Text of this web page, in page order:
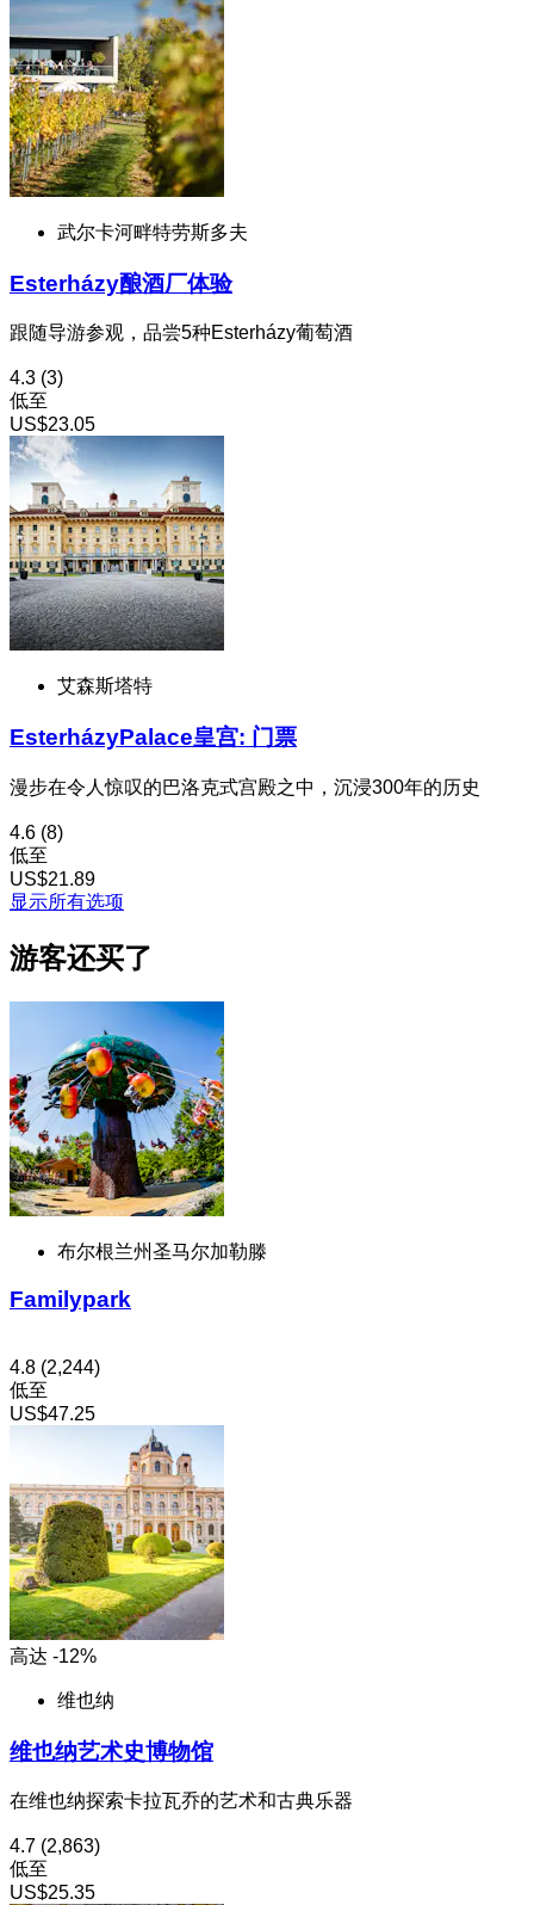
武尔卡河畔特劳斯多夫
Esterházy酿酒厂体验
跟随导游参观，品尝5种Esterházy葡萄酒
4.3 (3)
低至
US$23.05
艾森斯塔特
EsterházyPalace皇宫: 门票
漫步在令人惊叹的巴洛克式宫殿之中，沉浸300年的历史
4.6 (8)
低至
US$21.89
显示所有选项
游客还买了
布尔根兰州圣马尔加勒滕
Familypark
4.8 (2,244)
低至
US$47.25
高达 -12%
维也纳
维也纳艺术史博物馆
在维也纳探索卡拉瓦乔的艺术和古典乐器
4.7 (2,863)
低至
US$25.35